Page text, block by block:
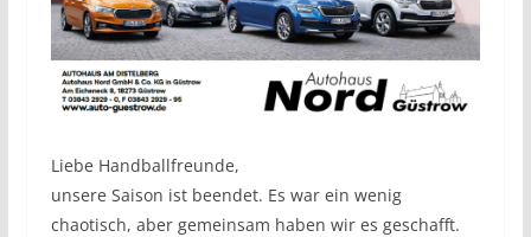
Liebe Handballfreunde,
unsere Saison ist beendet. Es war ein wenig
chaotisch, aber gemeinsam haben wir es geschafft.